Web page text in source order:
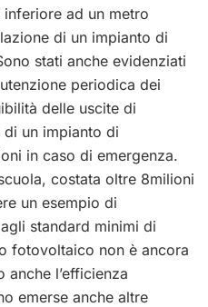
ad un metro
di un impianto di
stati anche evidenziati
periodica dei
delle uscite di
di un impianto di
in caso di emergenza.
costata oltre 8milioni
un esempio di
standard minimi di
fotovoltaico non è ancora
l’efficienza
emerse anche altre